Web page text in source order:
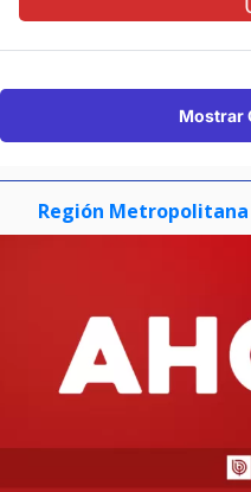
Mostrar
Región Metropolitana